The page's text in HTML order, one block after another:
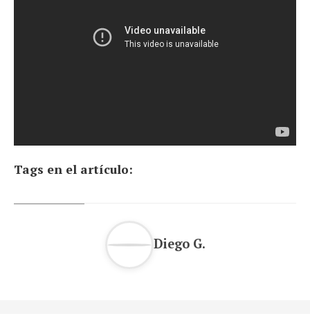
Tags en el artículo:
Diego G.